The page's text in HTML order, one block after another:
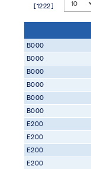
[ 1222 ]
B000
B000
B000
B000
B000
B000
E200
E200
E200
E200